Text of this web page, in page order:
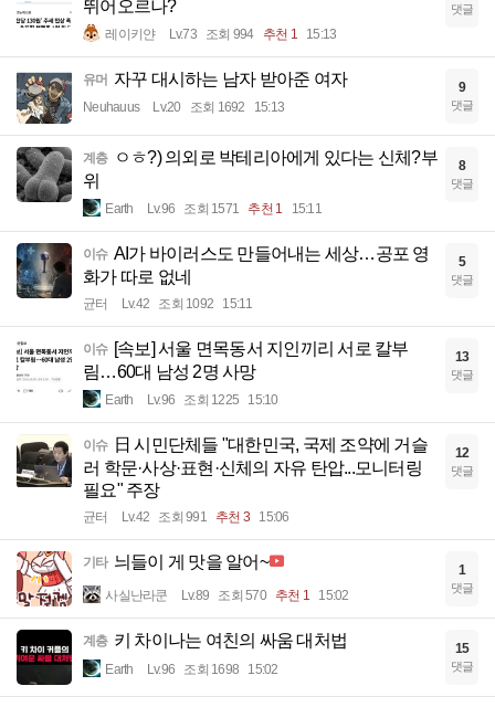
뛰어오르나?
레이키얀 Lv.73 조회 994 추천 1 15:13
댓글
유머 자꾸 대시하는 남자 받아준 여자
Neuhauus Lv.20 조회 1692 15:13
9
댓글
계층
ㅇㅎ?) 의외로 박테리아에게 있다는 신체?부
위
Earth Lv.96 조회 1571 추천 1 15:11
8
댓글
이슈 AI가 바이러스도 만들어내는 세상…공포 영
화가 따로 없네
균터 Lv.42 조회 1092 15:11
5
댓글
이슈 [속보] 서울 면목동서 지인끼리 서로 칼부
림…60대 남성 2명 사망
Earth Lv.96 조회 1225 15:10
13
댓글
이슈
日 시민단체들 "대한민국, 국제 조약에 거슬
러 학문·사상·표현·신체의 자유 탄압...모니터링
필요" 주장
균터 Lv.42 조회 991 추천 3 15:06
12
댓글
기타 늬들이 게 맛을 알어~
사실난라쿤 Lv.89 조회 570 추천 1 15:02
1
댓글
계층 키 차이나는 여친의 싸움 대처법
Earth Lv.96 조회 1698 15:02
15
댓글